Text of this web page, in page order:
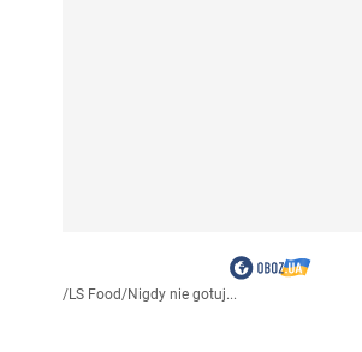
/LS Food/Nigdy nie gotuj...